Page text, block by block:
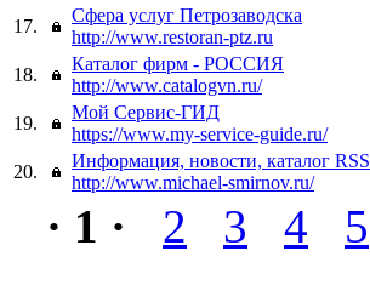
17.
Сфера услуг Петрозаводска
http://www.restoran-ptz.ru
18.
Каталог фирм - РОССИЯ
http://www.catalogvn.ru/
19.
Мой Сервис-ГИД
https://www.my-service-guide.ru/
20.
Информация, новости, каталог RSS
http://www.michael-smirnov.ru/
· 1 · 2 3 4 5